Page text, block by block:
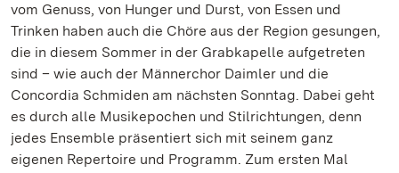
vom Genuss, von Hunger und Durst, von Essen und
Trinken haben auch die Chöre aus der Region gesungen,
die in diesem Sommer in der Grabkapelle aufgetreten
sind – wie auch der Männerchor Daimler und die
Concordia Schmiden am nächsten Sonntag. Dabei geht
es durch alle Musikepochen und Stilrichtungen, denn
jedes Ensemble präsentiert sich mit seinem ganz
eigenen Repertoire und Programm. Zum ersten Mal